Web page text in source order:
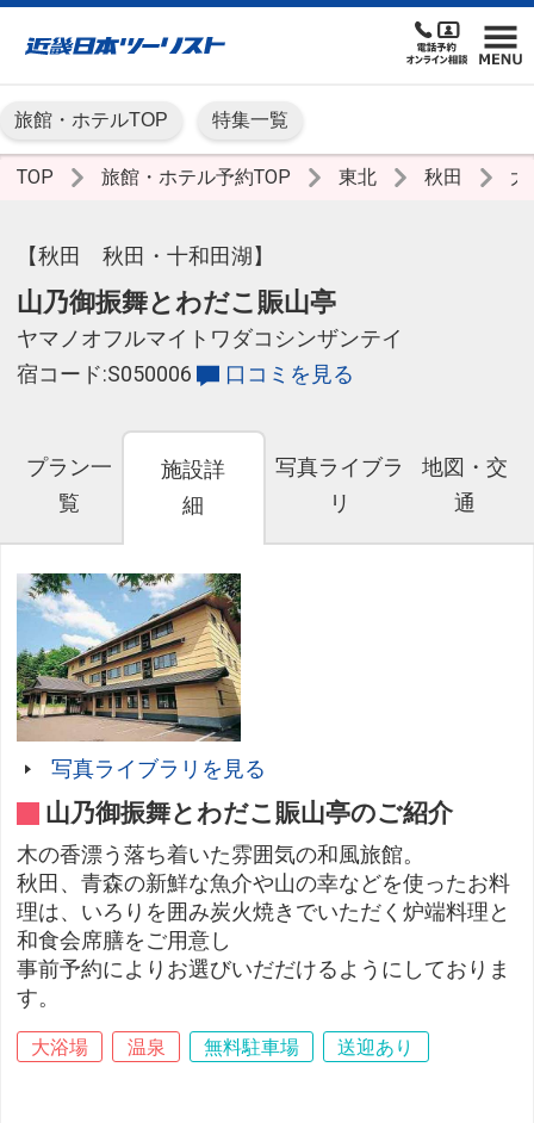
旅館・ホテルTOP 特集一覧
TOP 旅館・ホテル予約TOP 東北 秋田
【秋田 秋田・十和田湖】
山乃御振舞とわだこ賑山亭
ヤマノオフルマイトワダコシンザンテイ
宿コード:S050006
口コミを見る
プラン一
覧
施設詳
細
写真ライブラ
リ
地図・交
通
写真ライブラリを見る
山乃御振舞とわだこ賑山亭のご紹介
木の香漂う落ち着いた雰囲気の和風旅館。
秋田、青森の新鮮な魚介や山の幸などを使ったお料
理は、いろりを囲み炭火焼きでいただく炉端料理と
和食会席膳をご用意し
事前予約によりお選びいだだけるようにしておりま
す。
大浴場 温泉 無料駐車場 送迎あり